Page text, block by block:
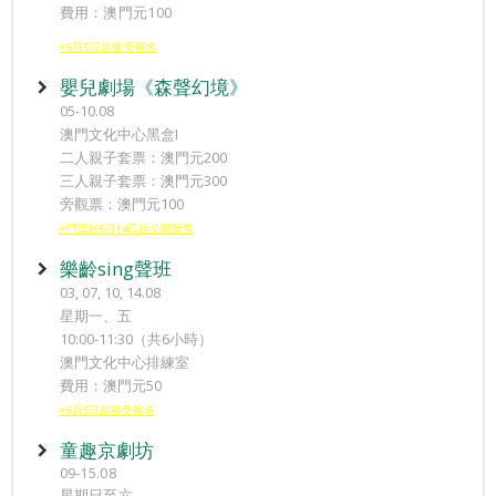
費用：澳門元100
※6月5日起接受報名
嬰兒劇場《森聲幻境》
05-10.08
澳門文化中心黑盒I
二人親子套票：澳門元200
三人親子套票：澳門元300
旁觀票：澳門元100
※門票於6月14日起公開發售
樂齡sing聲班
03, 07, 10, 14.08
星期一、五
10:00-11:30（共6小時）
澳門文化中心排練室
費用：澳門元50
※6月5日起接受報名
童趣京劇坊
09-15.08